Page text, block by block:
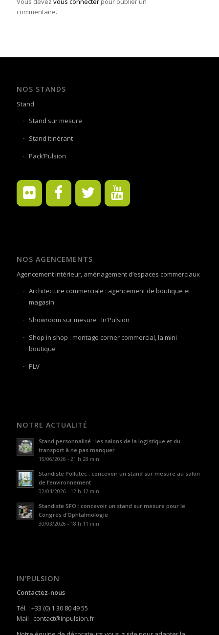
commentaire.
NOS STANDS
Stand
Stand sur mesure
Stand itinérant
Pack’Pulsion
NOS AGENCEMENTS
Agencement intérieur, aménagement d’espaces commerciaux
Architecture commerciale : agencement de boutique et
magasin
Showroom sur mesure : In’Pulsion
Shop in shop : montage corner commercial, la mini
boutique
PLV
NOTRE ACTUALITÉ
Stand personnalisé : les salons de la logistique et du
transport à ne pas manquer
15/06/2026 - 21 h 28 min
Standiste Pollutec : concevoir un stand sur mesure au salon
de l’environnement
02/04/2026 - 12 h 12 min
Standiste SFO : concevoir un stand sur mesure pour le
Congrès d’Ophtalmologie
30/03/2026 - 18 h 11 min
IN’PULSION
Contactez-nous
Tél. : +33 (0) 1 30 80 49 55
Mail : contact@inpulsion.fr